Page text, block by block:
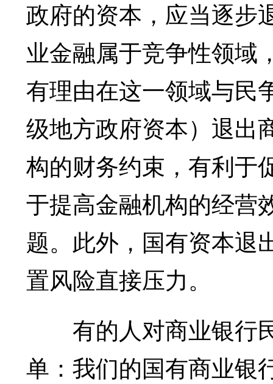
政府的资本，应当逐步
业金融属于竞争性领域
有理由在这一领域与民
级地方政府资本）退出
构的财务约束，有利于
于提高金融机构的经营
题。此外，国有资本退
置风险直接压力。
有的人对商业银行
单：我们的国有商业银